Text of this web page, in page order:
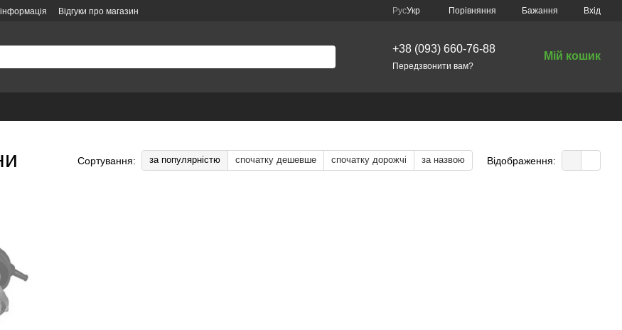
Відгуки про магазин
РусУкр Порівняння Бажання Вхід
+38 (093) 660-76-88
Передзвонити вам?
Мій кошик
Сортування: за популярністю спочатку дешевше спочатку дорожчі за назвою Відображення: